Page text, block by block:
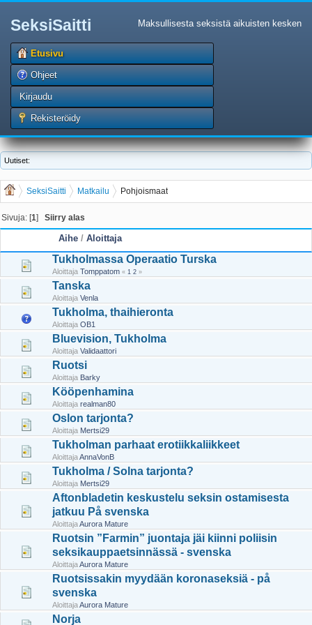
SeksiSaitti Maksullisesta seksistä aikuisten kesken
Etusivu
Ohjeet
Kirjaudu
Rekisteröidy
Uutiset:
SeksiSaitti Matkailu Pohjoismaat
Sivuja: [1]Siirry alas
Aihe / Aloittaja
Tukholmassa Operaatio Turska
Aloittaja Tomppatom « 1 2 »
Tanska
Aloittaja Venla
Tukholma, thaihieronta
Aloittaja OB1
Bluevision, Tukholma
Aloittaja Validaattori
Ruotsi
Aloittaja Barky
Kööpenhamina
Aloittaja realman80
Oslon tarjonta?
Aloittaja Mertsi29
Tukholman parhaat erotiikkaliikkeet
AloittajaAnnaVonB
Tukholma / Solna tarjonta?
Aloittaja Mertsi29
Aftonbladetin keskustelu seksin ostamisesta
jatkuu På svenska
AloittajaAurora Mature
Ruotsin ”Farmin” juontaja jäi kiinni poliisin
seksikauppaetsinnässä - svenska
AloittajaAurora Mature
Ruotsissakin myydään koronaseksiä - på
svenska
AloittajaAurora Mature
Norja